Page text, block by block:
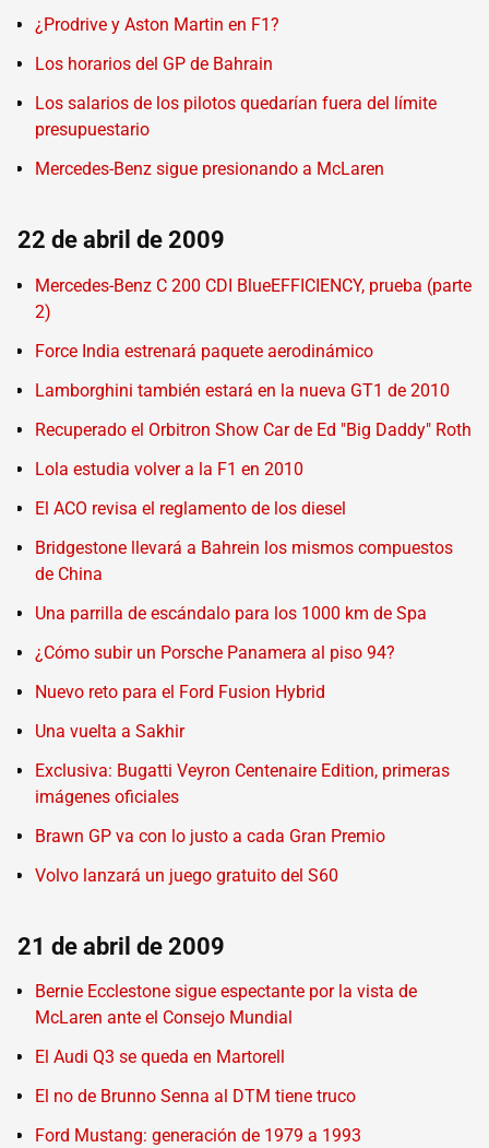
¿Prodrive y Aston Martin en F1?
Los horarios del GP de Bahrain
Los salarios de los pilotos quedarían fuera del límite
presupuestario
Mercedes-Benz sigue presionando a McLaren
22 de abril de 2009
Mercedes-Benz C 200 CDI BlueEFFICIENCY, prueba (parte
2)
Force India estrenará paquete aerodinámico
Lamborghini también estará en la nueva GT1 de 2010
Recuperado el Orbitron Show Car de Ed "Big Daddy" Roth
Lola estudia volver a la F1 en 2010
El ACO revisa el reglamento de los diesel
Bridgestone llevará a Bahrein los mismos compuestos
de China
Una parrilla de escándalo para los 1000 km de Spa
¿Cómo subir un Porsche Panamera al piso 94?
Nuevo reto para el Ford Fusion Hybrid
Una vuelta a Sakhir
Exclusiva: Bugatti Veyron Centenaire Edition, primeras
imágenes oficiales
Brawn GP va con lo justo a cada Gran Premio
Volvo lanzará un juego gratuito del S60
21 de abril de 2009
Bernie Ecclestone sigue espectante por la vista de
McLaren ante el Consejo Mundial
El Audi Q3 se queda en Martorell
El no de Brunno Senna al DTM tiene truco
Ford Mustang: generación de 1979 a 1993